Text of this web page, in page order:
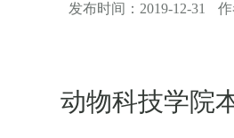
发布时间： 2019-12-31
动物科技学院